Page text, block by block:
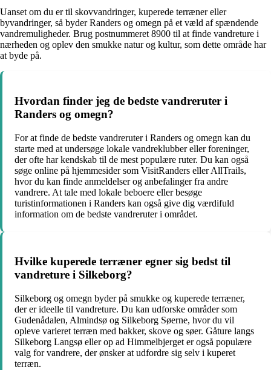
Uanset om du er til skovvandringer, kuperede terræner eller
byvandringer, så byder Randers og omegn på et væld af spændende
vandremuligheder. Brug postnummeret 8900 til at finde vandreture i
nærheden og oplev den smukke natur og kultur, som dette område har
at byde på.
Hvordan finder jeg de bedste vandreruter i
Randers og omegn?
For at finde de bedste vandreruter i Randers og omegn kan du
starte med at undersøge lokale vandreklubber eller foreninger,
der ofte har kendskab til de mest populære ruter. Du kan også
søge online på hjemmesider som VisitRanders eller AllTrails,
hvor du kan finde anmeldelser og anbefalinger fra andre
vandrere. At tale med lokale beboere eller besøge
turistinformationen i Randers kan også give dig værdifuld
information om de bedste vandreruter i området.
Hvilke kuperede terræner egner sig bedst til
vandreture i Silkeborg?
Silkeborg og omegn byder på smukke og kuperede terræner,
der er ideelle til vandreture. Du kan udforske områder som
Gudenådalen, Almindsø og Silkeborg Søerne, hvor du vil
opleve varieret terræn med bakker, skove og søer. Gåture langs
Silkeborg Langsø eller op ad Himmelbjerget er også populære
valg for vandrere, der ønsker at udfordre sig selv i kuperet
terræn.